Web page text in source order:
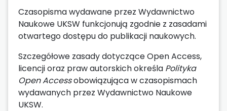
Czasopisma wydawane przez Wydawnictwo
Naukowe UKSW funkcjonują zgodnie z zasadami
otwartego dostępu do publikacji naukowych.
Szczegółowe zasady dotyczące Open Access,
licencji oraz praw autorskich określa Polityka
Open Accessobowiązująca w czasopismach
wydawanych przez Wydawnictwo Naukowe
UKSW.